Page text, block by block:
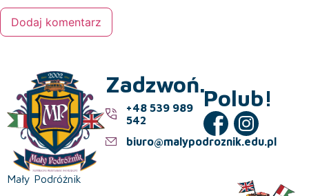
Mały Podróżnik
Zadzwoń.
+48 539 989
542
biuro@malypodroznik.edu.pl
Polub!